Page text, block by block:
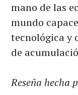
mano de las
mundo
tecnológica y
de
Reseña hecha